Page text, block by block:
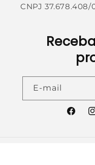
CNPJ 37.678.408/
E-mail